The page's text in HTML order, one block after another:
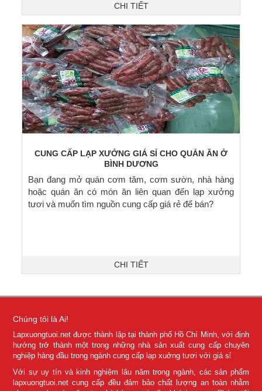
CHI TIẾT
CUNG CẤP LẠP XƯỞNG GIÁ SỈ CHO QUÁN ĂN Ở
BÌNH DƯƠNG
Bạn đang mở quán cơm tăm, cơm sườn, nhà hàng
hoặc quán ăn có món ăn liên quan đến lạp xưởng
tươi và muốn tìm nguồn cung cấp giá rẻ để bán?
CHI TIẾT
Chúng tôi là Ai!
Lapxuongtuoi.net được thành lập tại thành phố Hồ Chí Minh, với định
hướng trở thành một trong những nhà sản xuất cung cấp chuyên
nghiệp hàng đầu trong ngành cung cấp lạp xuởng tươi với giá sỉ
Với sự uy tín và kinh nghiệm lâu năm trong ngành, các sản phẩm
lapxuongtuoi.net cung cấp đều đảm bảo chất lượng an toàn nhằm